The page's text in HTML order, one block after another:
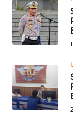
SAINS-TEKNO